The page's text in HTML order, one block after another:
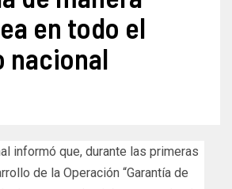
en todo el
informó que, durante las primeras
de la Operación “Garantía de